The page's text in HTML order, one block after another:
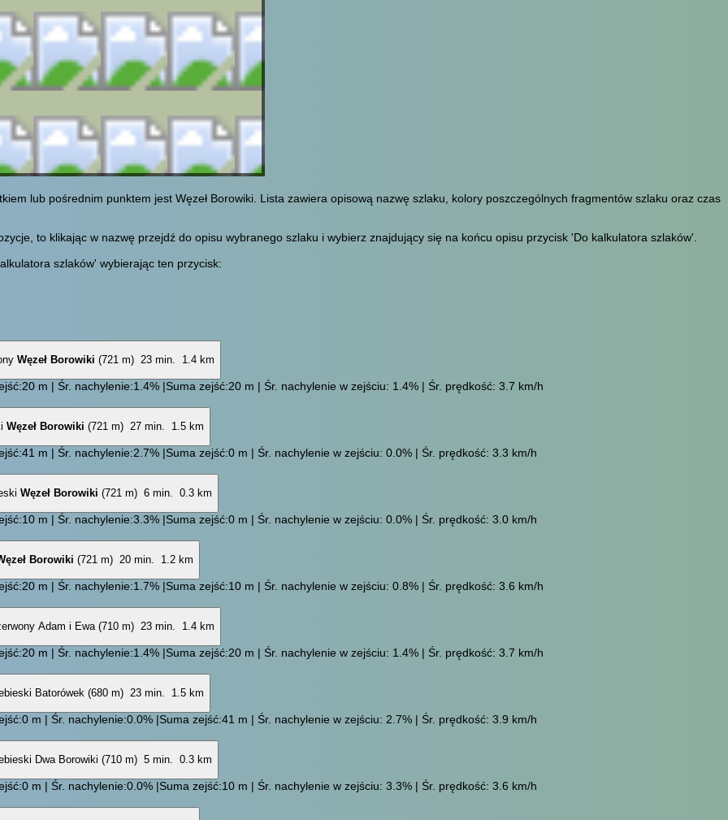
lub pośrednim punktem jest Węzeł Borowiki. Lista zawiera opisową nazwę szlaku, kolory poszczególnych fragmentów szlaku oraz czas
to klikając w nazwę przejdź do opisu wybranego szlaku i wybierz znajdujący się na końcu opisu przycisk 'Do kalkulatora szlaków'.
szlaków' wybierając ten przycisk:
Węzeł Borowiki (721 m) 23 min. 1.4 km
m | Śr. nachylenie:1.4% |Suma zejść:20 m | Śr. nachylenie w zejściu: 1.4% | Śr. prędkość: 3.7 km/h
Węzeł Borowiki (721 m) 27 min. 1.5 km
m | Śr. nachylenie:2.7% |Suma zejść:0 m | Śr. nachylenie w zejściu: 0.0% | Śr. prędkość: 3.3 km/h
Węzeł Borowiki (721 m) 6 min. 0.3 km
m | Śr. nachylenie:3.3% |Suma zejść:0 m | Śr. nachylenie w zejściu: 0.0% | Śr. prędkość: 3.0 km/h
Borowiki (721 m) 20 min. 1.2 km
m | Śr. nachylenie:1.7% |Suma zejść:10 m | Śr. nachylenie w zejściu: 0.8% | Śr. prędkość: 3.6 km/h
Adam i Ewa (710 m) 23 min. 1.4 km
m | Śr. nachylenie:1.4% |Suma zejść:20 m | Śr. nachylenie w zejściu: 1.4% | Śr. prędkość: 3.7 km/h
Batorówek (680 m) 23 min. 1.5 km
m | Śr. nachylenie:0.0% |Suma zejść:41 m | Śr. nachylenie w zejściu: 2.7% | Śr. prędkość: 3.9 km/h
Dwa Borowiki (710 m) 5 min. 0.3 km
m | Śr. nachylenie:0.0% |Suma zejść:10 m | Śr. nachylenie w zejściu: 3.3% | Śr. prędkość: 3.6 km/h